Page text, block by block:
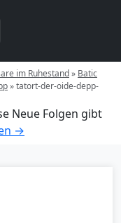
im Ruhestand» Batic
»tatort-der-oide-depp-
Neue Folgen gibt
→